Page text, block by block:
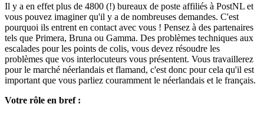
Il y a en effet plus de 4800 (!) bureaux de poste affiliés à PostNL et
vous pouvez imaginer qu'il y a de nombreuses demandes. C'est
pourquoi ils entrent en contact avec vous ! Pensez à des partenaires
tels que Primera, Bruna ou Gamma. Des problèmes techniques aux
escalades pour les points de colis, vous devez résoudre les
problèmes que vos interlocuteurs vous présentent. Vous travaillerez
pour le marché néerlandais et flamand, c'est donc pour cela qu'il est
important que vous parliez couramment le néerlandais et le français.
Votre rôle en bref :